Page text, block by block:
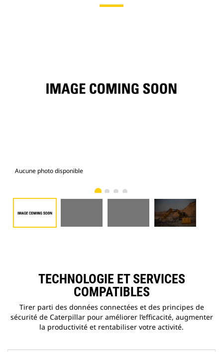
Aucune photo disponible
TECHNOLOGIE ET SERVICES
COMPATIBLES
Tirer parti des données connectées et des principes de
sécurité de Caterpillar pour améliorer l’efficacité, augmenter
la productivité et rentabiliser votre activité.